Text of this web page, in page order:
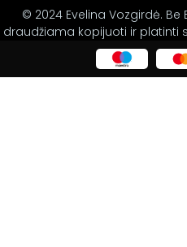
© 2024 Evelina Vozgirdė.
draudžiama kopijuoti ir platinti